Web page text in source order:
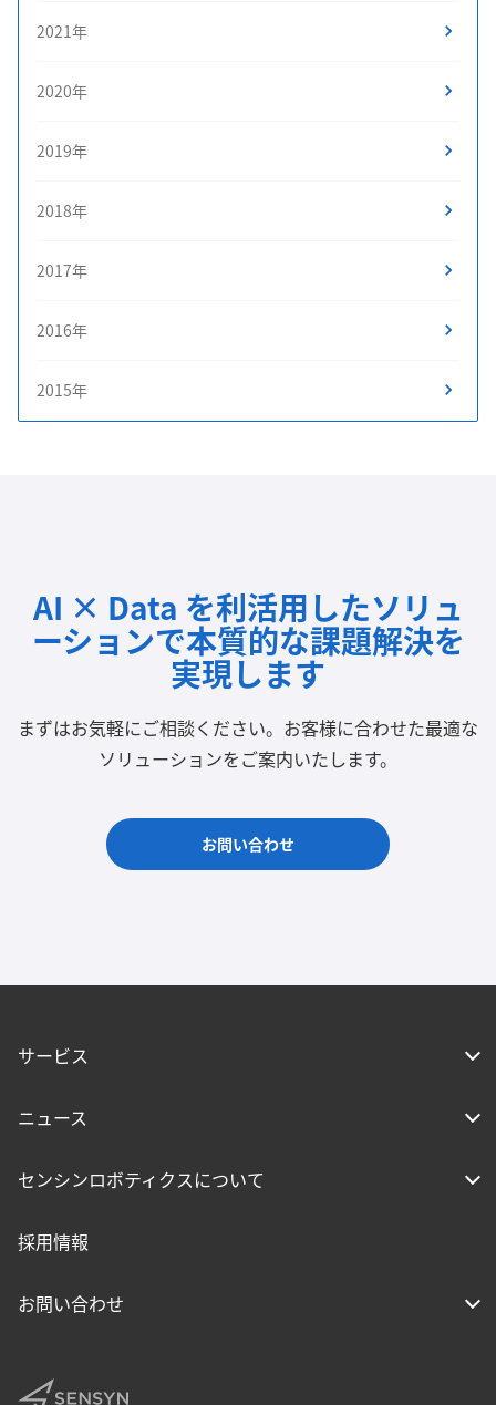
2021年
2020年
2019年
2018年
2017年
2016年
2015年
AI × Data を利活用したソリュ
ーションで本質的な課題解決を
実現します
まずはお気軽にご相談ください。 お客様に合わせた最適な
ソリューションをご案内いたします。
お問い合わせ
サービス
ニュース
センシンロボティクスについて
採用情報
お問い合わせ